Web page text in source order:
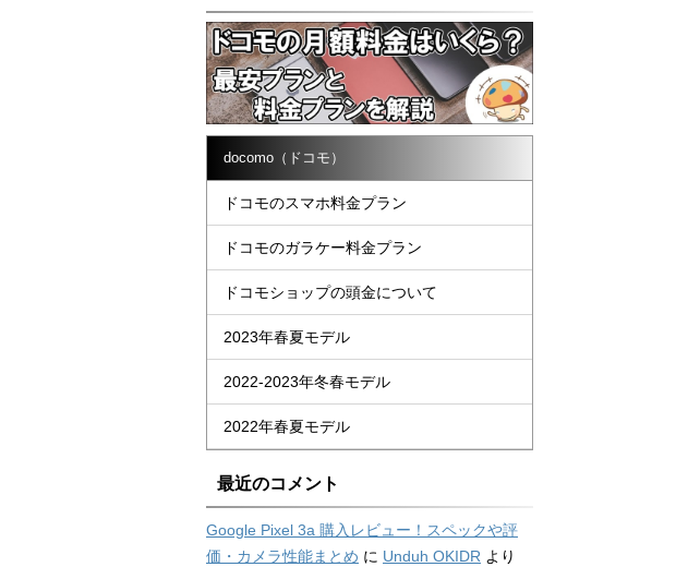
docomo（ドコモ）
ドコモのスマホ料金プラン
ドコモのガラケー料金プラン
ドコモショップの頭金について
2023年春夏モデル
2022-2023年冬春モデル
2022年春夏モデル
最近のコメント
Google Pixel 3a 購入レビュー！スペックや評
価・カメラ性能まとめ に Unduh OKIDR より